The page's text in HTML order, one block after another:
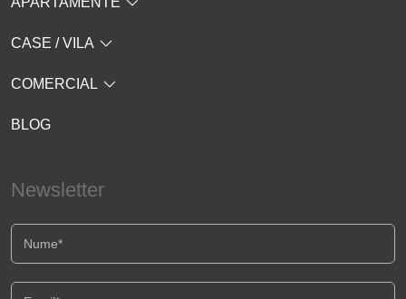
CASE / VILA
COMERCIAL
BLOG
Newsletter